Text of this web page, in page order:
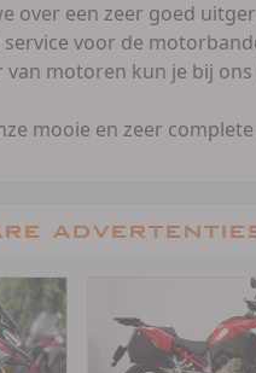
over een zeer goed
service voor de
motoren kun je bij
mooie en zeer